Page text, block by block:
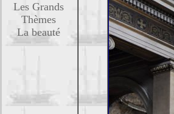
Les Grands
Thèmes
La beauté